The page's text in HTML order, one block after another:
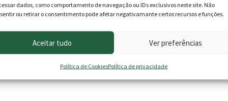
dados, como comportamento de navegação ou IDs exclusivos neste site. Não
ou retirar o consentimento pode afetar negativamante certos recursos e funções.
Aceitar tudo Ver preferências
Política de CookiesPolítica de privacidade
€O
é:
45.90€O
original
era:
45.90 €.
42.90€O
42.90 €.
Adicionar
45.90€ O